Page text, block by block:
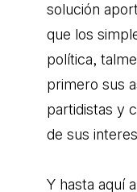
solución
que los
política,
primero sus
partidistas y
de sus
Y hasta aquí